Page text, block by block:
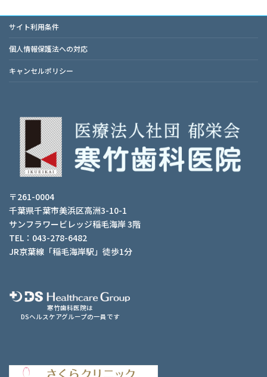
サイト利用条件
個人情報保護法への対応
キャンセルポリシー
〒261-0004
千葉県千葉市美浜区高洲3-10-1
サンフラワービレッジ稲毛海岸 3階
TEL：043-278-6482
JR京葉線「稲毛海岸駅」徒歩1分
寒竹歯科医院は
DSヘルスケアグループの一員です